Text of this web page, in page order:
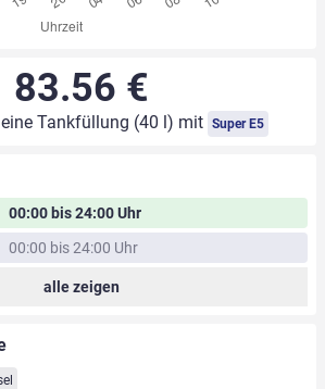
83.56 €
Tankfüllung (40 l) mit Super E5
00:00 bis 24:00 Uhr
00:00 bis 24:00 Uhr
alle zeigen